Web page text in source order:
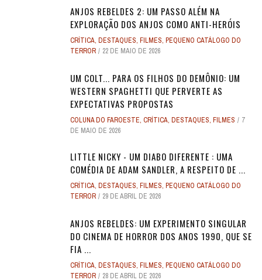
ANJOS REBELDES 2: UM PASSO ALÉM NA
EXPLORAÇÃO DOS ANJOS COMO ANTI-HERÓIS
CRÍTICA, DESTAQUES, FILMES, PEQUENO CATÁLOGO DO
TERROR
22 DE MAIO DE 2026
UM COLT... PARA OS FILHOS DO DEMÔNIO: UM
WESTERN SPAGHETTI QUE PERVERTE AS
EXPECTATIVAS PROPOSTAS
COLUNA DO FAROESTE, CRÍTICA, DESTAQUES, FILMES
7
DE MAIO DE 2026
LITTLE NICKY - UM DIABO DIFERENTE : UMA
COMÉDIA DE ADAM SANDLER, A RESPEITO DE ...
CRÍTICA, DESTAQUES, FILMES, PEQUENO CATÁLOGO DO
TERROR
29 DE ABRIL DE 2026
ANJOS REBELDES: UM EXPERIMENTO SINGULAR
DO CINEMA DE HORROR DOS ANOS 1990, QUE SE
FIA ...
CRÍTICA, DESTAQUES, FILMES, PEQUENO CATÁLOGO DO
TERROR
28 DE ABRIL DE 2026